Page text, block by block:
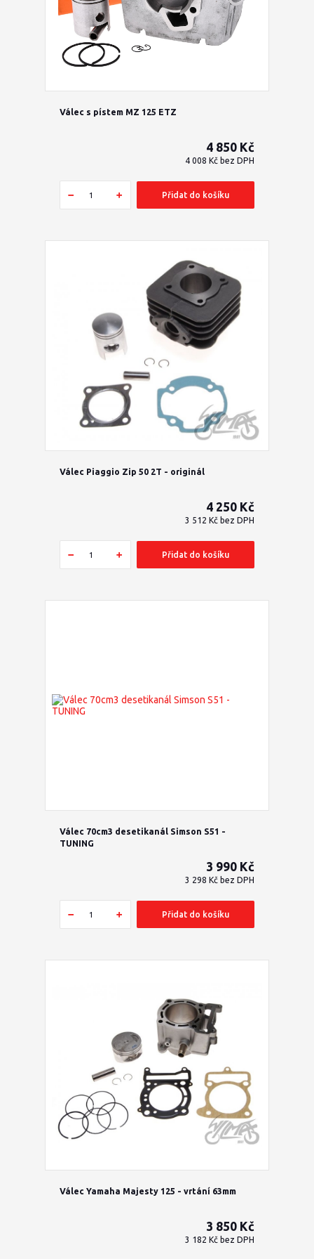
Válec s pístem MZ 125 ETZ
4 850 Kč
4 008 Kč bez DPH
Přidat do košíku
Válec Piaggio Zip 50 2T - originál
4 250 Kč
3 512 Kč bez DPH
Přidat do košíku
Válec 70cm3 desetikanál Simson S51 -
TUNING
3 990 Kč
3 298 Kč bez DPH
Přidat do košíku
Válec Yamaha Majesty 125 - vrtání 63mm
3 850 Kč
3 182 Kč bez DPH